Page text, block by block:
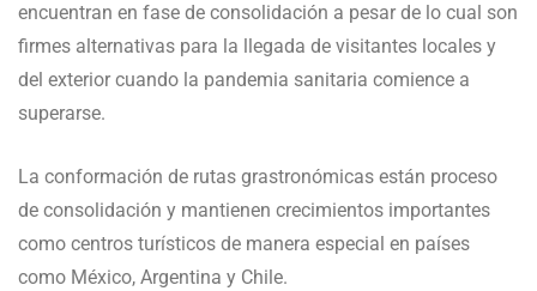
encuentran en fase de consolidación a pesar de lo cual son
firmes alternativas para la llegada de visitantes locales y
del exterior cuando la pandemia sanitaria comience a
superarse.
La conformación de rutas grastronómicas están proceso
de consolidación y mantienen crecimientos importantes
como centros turísticos de manera especial en países
como México, Argentina y Chile.